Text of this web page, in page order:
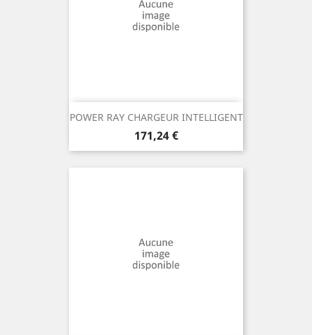
POWER RAY CHARGEUR INTELLIGENT
Prix
171,24 €